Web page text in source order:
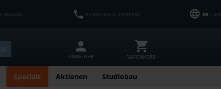
BERATUNG & KONTAKT DE| EN
ANMELDEN WARENKORB
Specials Aktionen Studiobau